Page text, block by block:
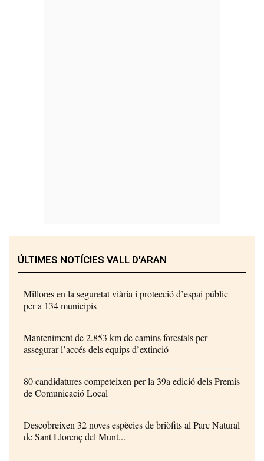
ÚLTIMES NOTÍCIES VALL D'ARAN
Millores en la seguretat viària i protecció d’espai públic
per a 134 municipis
Manteniment de 2.853 km de camins forestals per
assegurar l’accés dels equips d’extinció
80 candidatures competeixen per la 39a edició dels Premis
de Comunicació Local
Descobreixen 32 noves espècies de briòfits al Parc Natural
de Sant Llorenç del Munt...